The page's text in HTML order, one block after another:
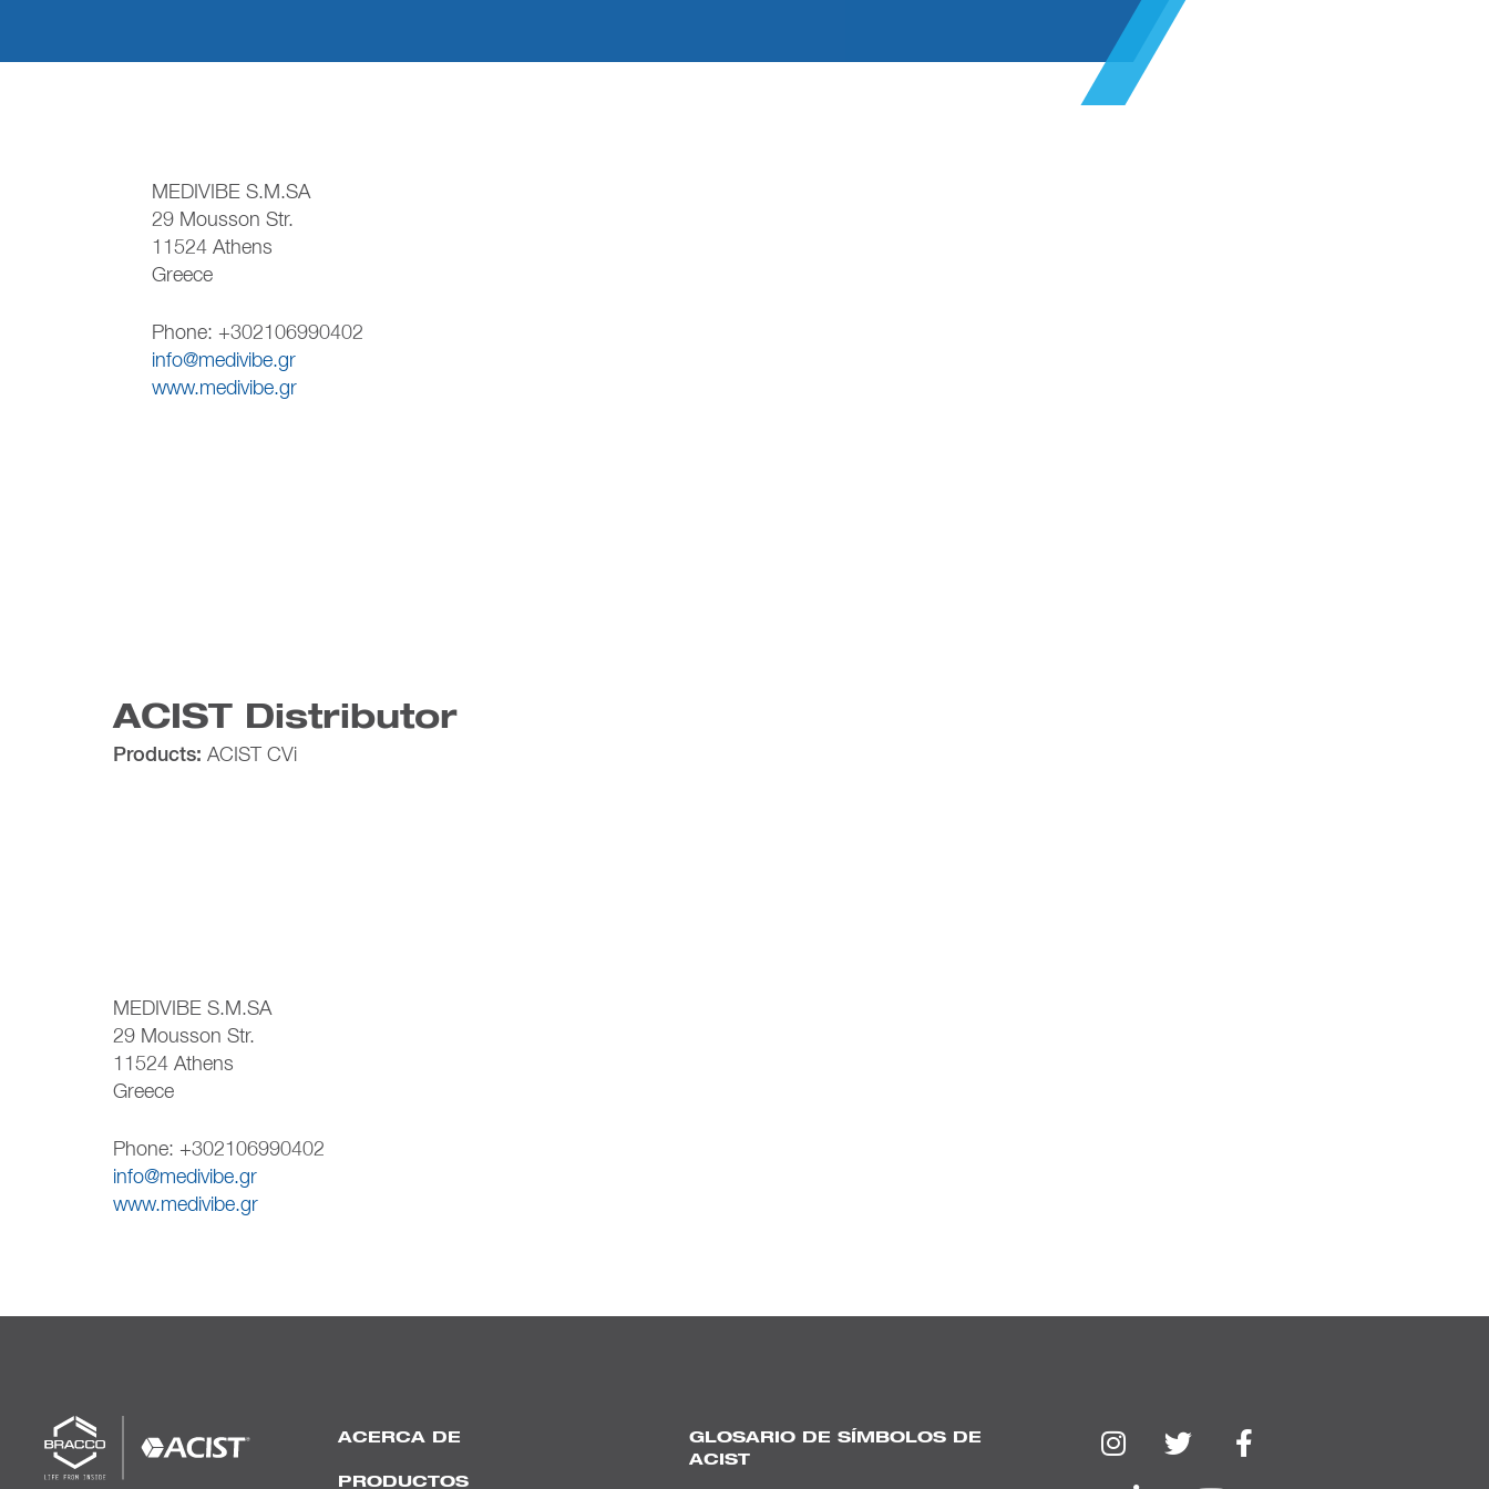
MEDIVIBE S.M.SA
29 Mousson Str.
11524 Athens
Greece
Phone: +302106990402
info@medivibe.gr
www.medivibe.gr
ACIST Distributor
Products: ACIST CVi
MEDIVIBE S.M.SA
29 Mousson Str.
11524 Athens
Greece
Phone: +302106990402
info@medivibe.gr
www.medivibe.gr
ACERCA DE
PRODUCTOS
GLOSARIO DE SÍMBOLOS DE
ACIST